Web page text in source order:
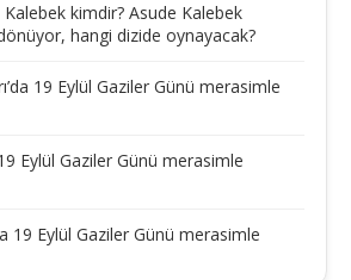
Kalebek kimdir? Asude Kalebek
hangi dizide oynayacak?
19 Eylül Gaziler Günü merasimle
19 Eylül Gaziler Günü merasimle
19 Eylül Gaziler Günü merasimle